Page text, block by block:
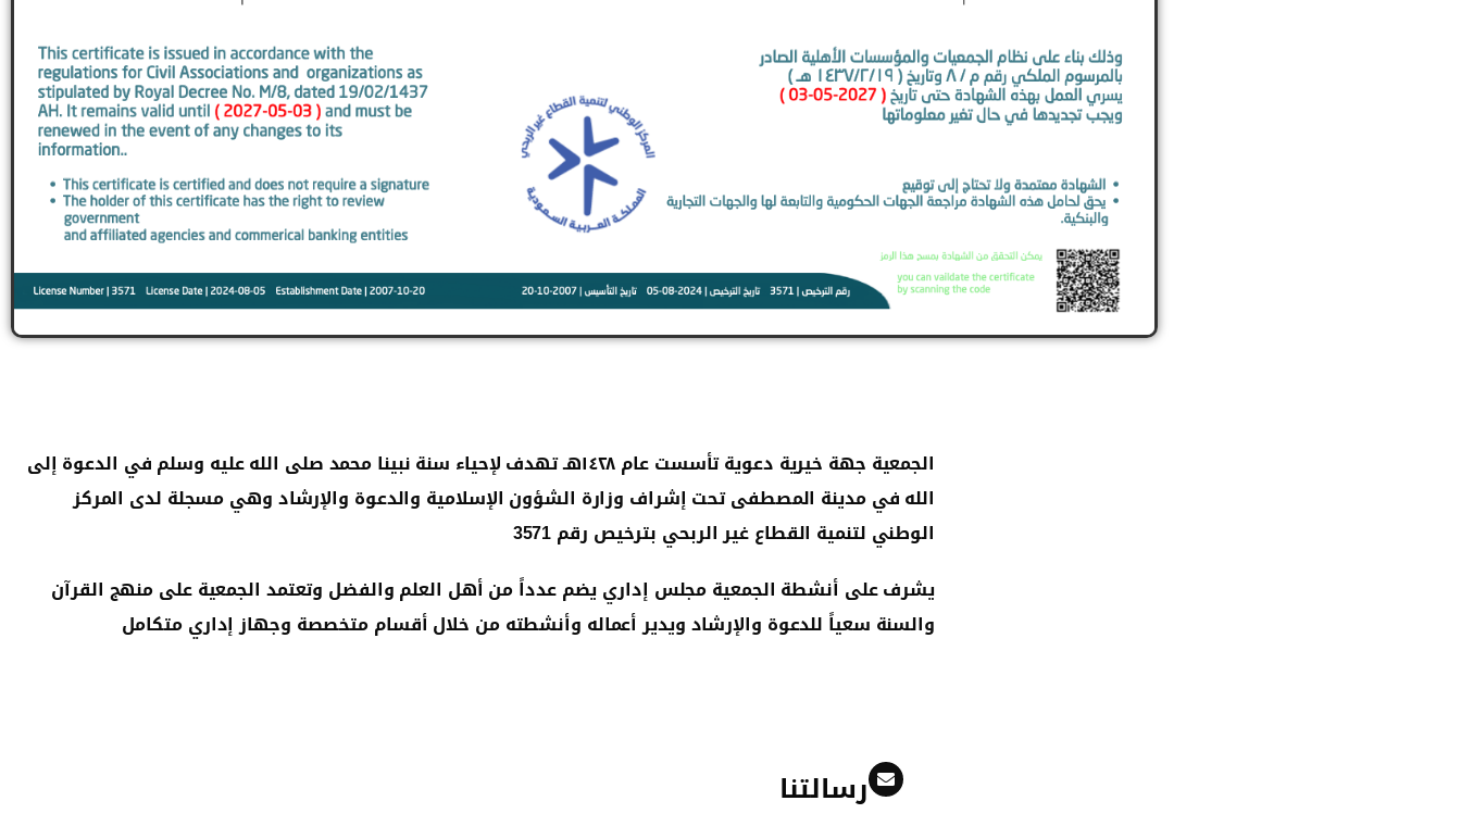
الجمعية جهة خيرية دعوية تأسست عام ١٤٢٨هـ تهدف لإحياء سنة نبينا محمد صلى الله عليه وسلم في الدعوة إلى
الله في مدينة المصطفىتحت إشراف وزارة الشؤون الإسلامية والدعوة والإرشاد وهي مسجلة لدى المركز
الوطني لتنمية القطاع غير الربحي بترخيص رقم 3571
يشرف على أنشطة الجمعية مجلس إداري يضم عدداً من أهل العلم والفضل وتعتمد الجمعية على منهج القرآن
والسنة سعياً للدعوة والإرشاد ويدير أعماله وأنشطته من خلال أقسام متخصصة وجهاز إداري متكامل
رسالتنا